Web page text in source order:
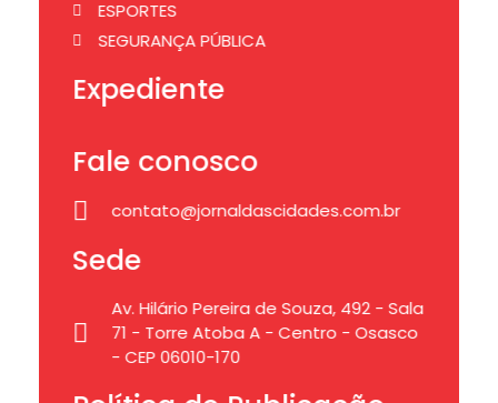
ESPORTES
SEGURANÇA PÚBLICA
Expediente
Fale conosco
contato@jornaldascidades.com.br
Sede
Av. Hilário Pereira de Souza, 492 - Sala
71 - Torre Atoba A - Centro - Osasco
- CEP 06010-170